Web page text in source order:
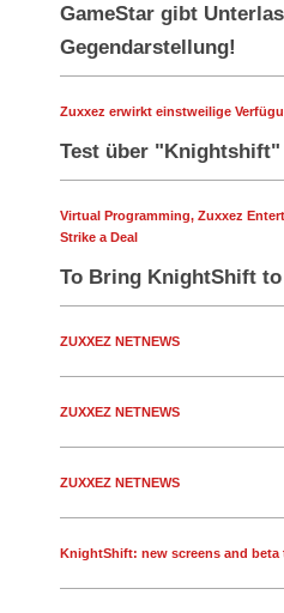
GameStar gibt
Gegendarstellung!
Zuxxez erwirkt einstweilige
Test über
Virtual Programming, Zuxxez
Strike a Deal
To Bring KnightShift to
ZUXXEZ NETNEWS
ZUXXEZ NETNEWS
ZUXXEZ NETNEWS
KnightShift: new screens and beta